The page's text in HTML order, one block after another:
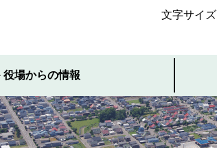
文字サイズ
役場からの情報